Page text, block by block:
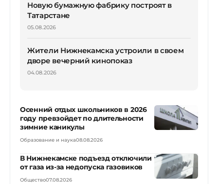
Новую бумажную фабрику построят в
Татарстане
05.08.2026
Жители Нижнекамска устроили в своем
дворе вечерний кинопоказ
04.08.2026
Осенний отдых школьников в 2026
году превзойдет по длительности
зимние каникулы
Образование и наука08.08.2026
В Нижнекамске подъезд отключили
от газа из-за недопуска газовиков
Общество07.08.2026